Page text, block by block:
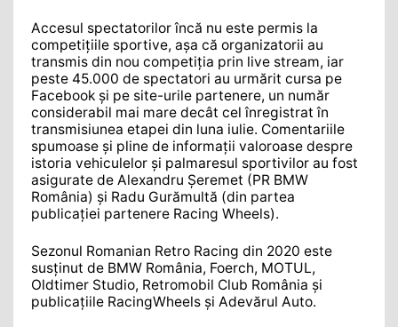
Accesul spectatorilor încă nu este permis la
competițiile sportive, așa că organizatorii au
transmis din nou competiția prin live stream, iar
peste 45.000 de spectatori au urmărit cursa pe
Facebook și pe site-urile partenere, un număr
considerabil mai mare decât cel înregistrat în
transmisiunea etapei din luna iulie. Comentariile
spumoase și pline de informații valoroase despre
istoria vehiculelor și palmaresul sportivilor au fost
asigurate de Alexandru Șeremet (PR BMW
România) și Radu Gurămultă (din partea
publicației partenere Racing Wheels).
Sezonul Romanian Retro Racing din 2020 este
susținut de BMW România, Foerch, MOTUL,
Oldtimer Studio, Retromobil Club România și
publicațiile RacingWheels și Adevărul Auto.